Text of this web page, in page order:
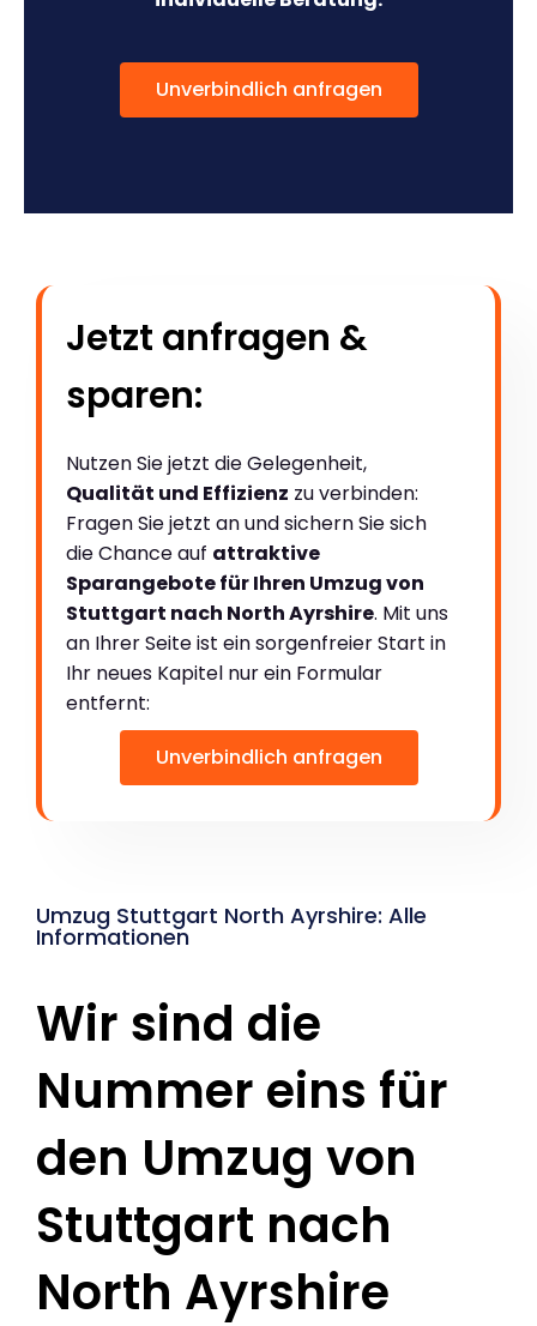
Unverbindlich anfragen
Jetzt anfragen &
sparen:
Nutzen Sie jetzt die Gelegenheit,
Qualität und Effizienz zu verbinden:
Fragen Sie jetzt an und sichern Sie sich
die Chance auf attraktive
Sparangebote für Ihren Umzug von
Stuttgart nach North Ayrshire. Mit uns
an Ihrer Seite ist ein sorgenfreier Start in
Ihr neues Kapitel nur ein Formular
entfernt:
Unverbindlich anfragen
Umzug Stuttgart North Ayrshire: Alle
Informationen
Wir sind die
Nummer eins für
den Umzug von
Stuttgart nach
North Ayrshire